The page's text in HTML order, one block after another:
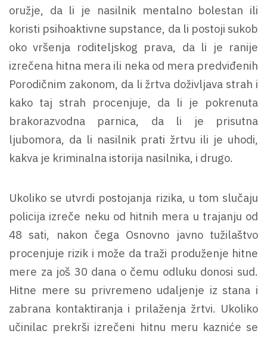
oružje, da li je nasilnik mentalno bolestan ili
koristi psihoaktivne supstance, da li postoji sukob
oko vršenja roditeljskog prava, da li je ranije
izrečena hitna mera ili neka od mera predviđenih
Porodičnim zakonom, da li žrtva doživljava strah i
kako taj strah procenjuje, da li je pokrenuta
brakorazvodna parnica, da li je prisutna
ljubomora, da li nasilnik prati žrtvu ili je uhodi,
kakva je kriminalna istorija nasilnika, i drugo.
Ukoliko se utvrdi postojanja rizika, u tom slučaju
policija izreče neku od hitnih mera u trajanju od
48 sati, nakon čega Osnovno javno tužilaštvo
procenjuje rizik i može da traži produženje hitne
mere za još 30 dana o čemu odluku donosi sud.
Hitne mere su privremeno udaljenje iz stana i
zabrana kontaktiranja i prilaženja žrtvi. Ukoliko
učinilac prekrši izrečeni hitnu meru kazniće se